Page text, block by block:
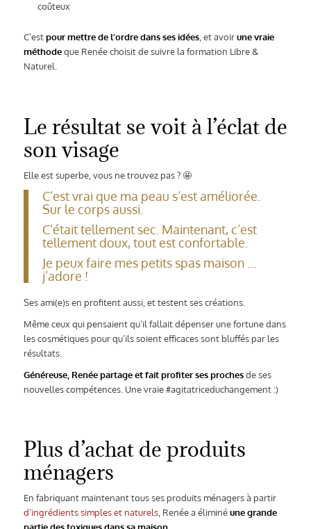
coûteux
C’estpour mettre de l’ordre dans ses idées, et avoirune vraie
méthodeque Renée choisit de suivre la formation Libre &
Naturel.
Le résultat se voit à l’éclat de
son visage
Elle est superbe, vous ne trouvez pas ? 🤩
C’est vrai que ma peau s’est améliorée.
Sur le corps aussi.
C’était tellement sec. Maintenant, c’est
tellement doux, tout est confortable.
Je peux faire mes petits spas maison …
j’adore !
Ses ami(e)s en profitent aussi, et testent ses créations.
Même ceux qui pensaient qu’il fallait dépenser une fortune dans
les cosmétiques pour qu’ils soient efficaces sont bluffés par les
résultats.
Généreuse, Renée partage et fait profiter ses prochesde ses
nouvelles compétences. Une vraie #agitatriceduchangement :)
Plus d’achat de produits
ménagers
En fabriquant maintenant tous ses produits ménagers à partir
d’ingrédients simples et naturels, Renée a éliminéune grande